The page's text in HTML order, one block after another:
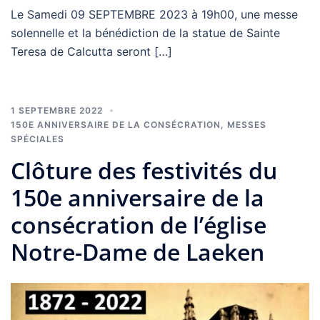
Le Samedi 09 SEPTEMBRE 2023 à 19h00, une messe
solennelle et la bénédiction de la statue de Sainte
Teresa de Calcutta seront […]
1 SEPTEMBRE 2022
150E ANNIVERSAIRE DE LA CONSÉCRATION
MESSES
SPÉCIALES
Clôture des festivités du
150e anniversaire de la
consécration de l’église
Notre-Dame de Laeken